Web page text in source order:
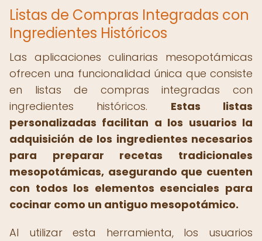
Listas de Compras Integradas con
Ingredientes Históricos
Las aplicaciones culinarias mesopotámicas
ofrecen una funcionalidad única que consiste
en listas de compras integradas con
ingredientes históricos. Estas listas
personalizadas facilitan a los usuarios la
adquisición de los ingredientes necesarios
para preparar recetas tradicionales
mesopotámicas, asegurando que cuenten
con todos los elementos esenciales para
cocinar como un antiguo mesopotámico.
Al utilizar esta herramienta, los usuarios